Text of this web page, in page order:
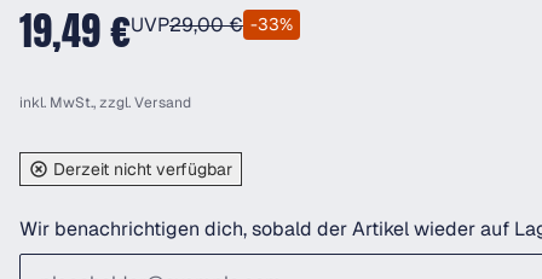
19,49 €UVP29,00 € -33%
inkl. MwSt., zzgl.Versand
Derzeit nicht verfügbar
Wir benachrichtigen dich, sobald der Artikel wieder auf